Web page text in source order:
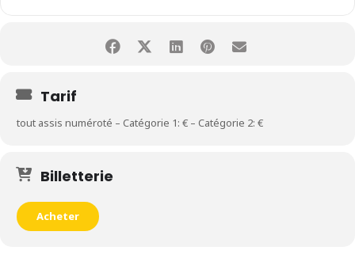
Tarif
tout assis numéroté – Catégorie 1: € – Catégorie 2: €
Billetterie
Acheter